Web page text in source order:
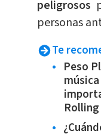
peligrosos
personas
Te
Peso